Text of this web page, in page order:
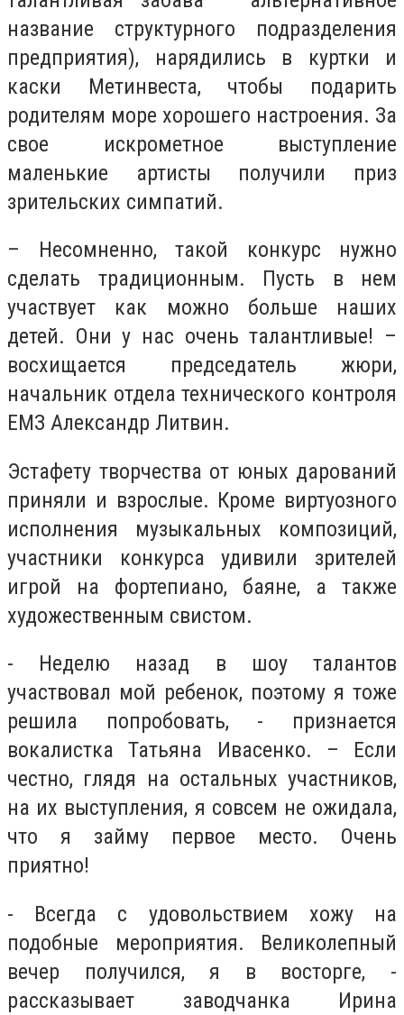
название структурного подразделения
предприятия), нарядились в куртки и
каски Метинвеста, чтобы подарить
родителям море хорошего настроения. За
свое искрометное выступление
маленькие артисты получили приз
зрительских симпатий.
– Несомненно, такой конкурс нужно
сделать традиционным. Пусть в нем
участвует как можно больше наших
детей. Они у нас очень талантливые! –
восхищается председатель жюри,
начальник отдела технического контроля
ЕМЗ Александр Литвин.
Эстафету творчества от юных дарований
приняли и взрослые. Кроме виртуозного
исполнения музыкальных композиций,
участники конкурса удивили зрителей
игрой на фортепиано, баяне, а также
художественным свистом.
- Неделю назад в шоу талантов
участвовал мой ребенок, поэтому я тоже
решила попробовать, - признается
вокалистка Татьяна Ивасенко. – Если
честно, глядя на остальных участников,
на их выступления, я совсем не ожидала,
что я займу первое место. Очень
приятно!
- Всегда с удовольствием хожу на
подобные мероприятия. Великолепный
вечер получился, я в восторге, -
рассказывает заводчанка Ирина